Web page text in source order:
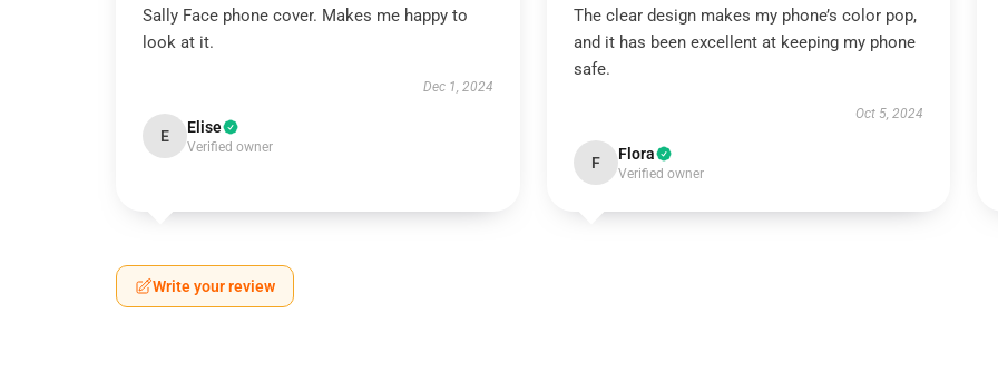
Sally Face phone cover. Makes me happy to
look at it.
Dec 1, 2024
E Elise
Verified owner
The clear design makes my phone’s color pop,
and it has been excellent at keeping my phone
safe.
Oct 5, 2024
F Flora
Verified owner
Write your review